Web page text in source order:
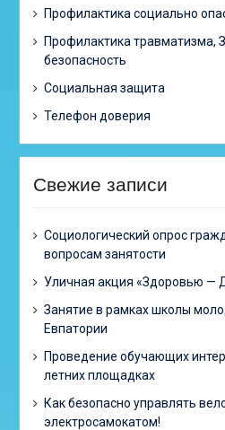
Профилактика социально
Профилактика травматизма,
безопасность
Социальная защита
Телефон доверия
Свежие записи
Cоциологический опрос
вопросам занятости
Уличная акция «Здоровью —
Занятие в рамках школы
Евпатории
Проведение обучающих
летних площадках
Как безопасно управлять
электросамокатом!